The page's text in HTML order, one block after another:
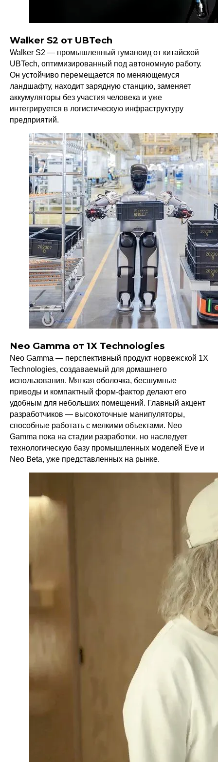
Walker S2 от UBTech
Walker S2 — промышленный гуманоид от китайской
UBTech, оптимизированный под автономную работу.
Он устойчиво перемещается по меняющемуся
ландшафту, находит зарядную станцию, заменяет
аккумуляторы без участия человека и уже
интегрируется в логистическую инфраструктуру
предприятий.
Neo Gamma от 1X Technologies
Neo Gamma — перспективный продукт норвежской 1X
Technologies, создаваемый для домашнего
использования. Мягкая оболочка, бесшумные
приводы и компактный форм-фактор делают его
удобным для небольших помещений. Главный акцент
разработчиков — высокоточные манипуляторы,
способные работать с мелкими объектами. Neo
Gamma пока на стадии разработки, но наследует
технологическую базу промышленных моделей Eve и
Neo Beta, уже представленных на рынке.